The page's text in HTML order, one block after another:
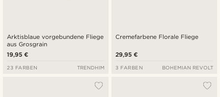
Arktisblaue vorgebundene Fliege
aus Grosgrain
19,95 €
23 FARBEN TRENDHIM
Cremefarbene Florale Fliege
29,95 €
3 FARBEN BOHEMIAN REVOLT